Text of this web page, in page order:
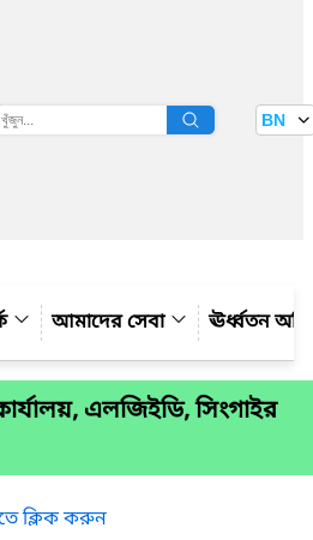
তথ্য বাতায়ন BN
আমাদের সেবা ঊর্ধ্বতন
এলজিইডি, সিংগাইর
ক্লিক করুন